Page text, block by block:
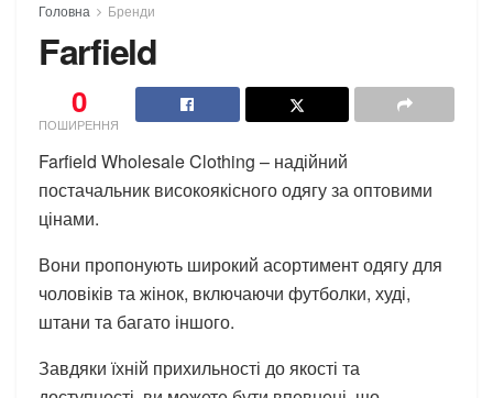
Головна Бренди
Farfield
0
ПОШИРЕННЯ
Farfield Wholesale Clothing – надійний
постачальник високоякісного одягу за оптовими
цінами.
Вони пропонують широкий асортимент одягу для
чоловіків та жінок, включаючи футболки, худі,
штани та багато іншого.
Завдяки їхній прихильності до якості та